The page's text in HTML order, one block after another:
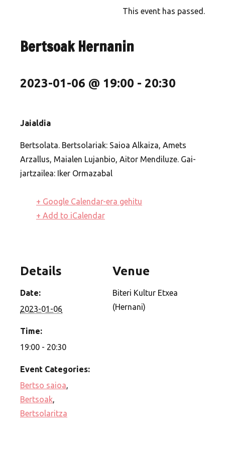
This event has passed.
Bertsoak Hernanin
2023-01-06 @ 19:00 - 20:30
Jaialdia
Bertsolata. Bertsolariak: Saioa Alkaiza, Amets
Arzallus, Maialen Lujanbio, Aitor Mendiluze. Gai-
jartzailea: Iker Ormazabal
+ Google Calendar-era gehitu
+ Add to iCalendar
Details
Date:
2023-01-06
Time:
19:00 - 20:30
Event Categories:
Bertso saioa
Bertsoak
Bertsolaritza
Venue
Biteri Kultur Etxea
(Hernani)